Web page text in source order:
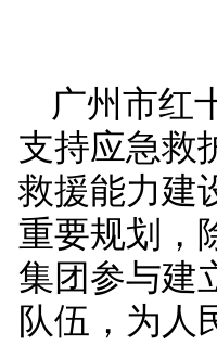
广州市红
支持应急救
救援能力建
重要规划，
集团参与建
队伍，为人